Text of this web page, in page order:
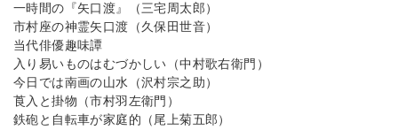
一時間の『矢口渡』（三宅周太郎）
市村座の神霊矢口渡（久保田世音）
当代俳優趣味譚
入り易いものはむづかしい（中村歌右衛門）
今日では南画の山水（沢村宗之助）
莨入と掛物（市村羽左衛門）
鉄砲と自転車が家庭的（尾上菊五郎）